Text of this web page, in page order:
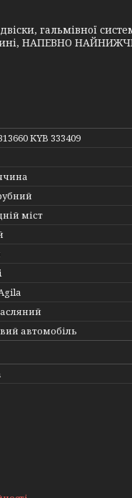
гальмівної
НАПЕВНО
KYB 333409
міст
автомобіль